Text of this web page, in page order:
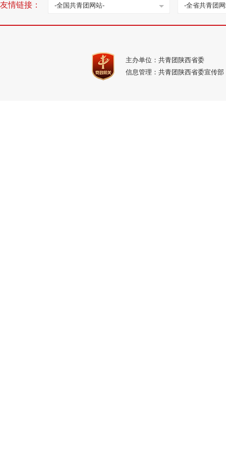
友情链接： -全国共青团网站- -全省共青团
主办单位：共青团陕西省委
信息管理：共青团陕西省委宣传部